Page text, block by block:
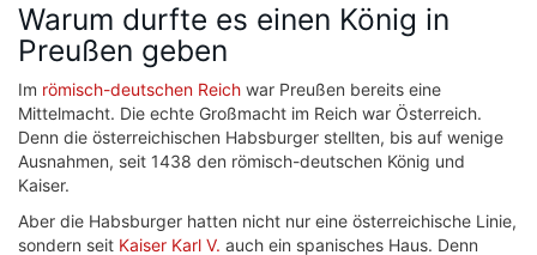
Warum durfte es einen König in
Preußen geben
Im römisch-deutschen Reich war Preußen bereits eine
Mittelmacht. Die echte Großmacht im Reich war Österreich.
Denn die österreichischen Habsburger stellten, bis auf wenige
Ausnahmen, seit 1438 den römisch-deutschen König und
Kaiser.
Aber die Habsburger hatten nicht nur eine österreichische Linie,
sondern seit Kaiser Karl V. auch ein spanisches Haus. Denn